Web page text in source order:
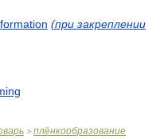
(при закреплении
> плёнкообразование